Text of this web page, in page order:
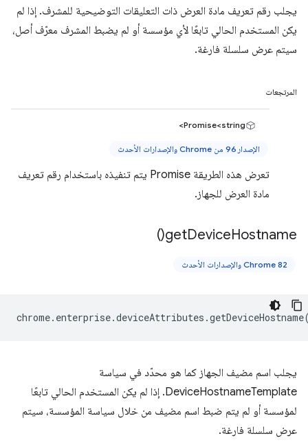
يجلب رقم تعريف مادة العرض ذات التعليقات التوضيحية للمشرف. إذا لم
يكن المستخدم الحالي تابعًا لأي مؤسسة أو لم يضبط المشرف معرّف أصل،
سيتم عرض سلسلة فارغة.
المرتجعات
Promise<string>
الإصدار 96 من Chrome والإصدارات الأحدث
تعرض هذه الطريقة Promise يتم تنفيذه باستخدام رقم تعريف
مادة العرض للجهاز.
getDeviceHostname(
)
Chrome 82 والإصدارات الأحدث
chrome. enterprise.deviceAttributes .getDeviceHostname
يجلب اسم مضيف الجهاز كما هو محدّد في سياسة
DeviceHostnameTemplate. إذا لم يكن المستخدم الحالي تابعًا
لمؤسسة أو لم يتم ضبط اسم مضيف من خلال سياسة المؤسسة، سيتم
عرض سلسلة فارغة.